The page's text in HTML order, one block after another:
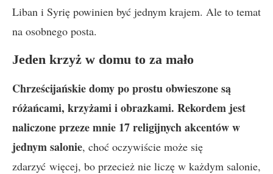
Liban i Syrię powinien być jednym krajem. Ale to temat
na osobnego posta.
Jeden krzyż w domu to za mało
Chrześcijańskie domy po prostu obwieszone są
różańcami, krzyżami i obrazkami. Rekordem jest
naliczone przeze mnie 17 religijnych akcentów w
jednym salonie, choć oczywiście może się
zdarzyć więcej, bo przecież nie liczę w każdym salonie,